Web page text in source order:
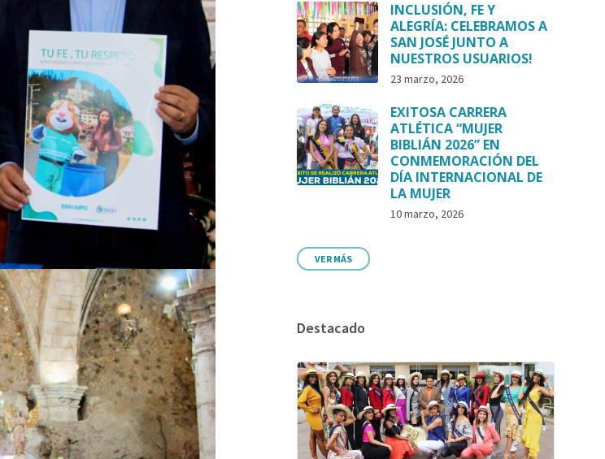
INCLUSIÓN, FE Y
ALEGRÍA: CELEBRAMOS A
SAN JOSÉ JUNTO A
NUESTROS USUARIOS!
23 marzo, 2026
EXITOSA CARRERA
ATLÉTICA “MUJER
BIBLIÁN 2026” EN
CONMEMORACIÓN DEL
DÍA INTERNACIONAL DE
LA MUJER
10 marzo, 2026
VER MÁS
Destacado